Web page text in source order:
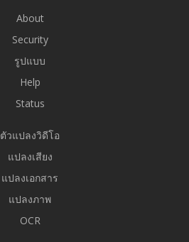
About
Security
รูปแบบ
Help
Status
ตัวแปลงวิดีโอ
แปลงเสียง
แปลงเอกสาร
แปลงภาพ
OCR